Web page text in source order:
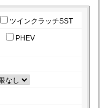
ツインクラッチSST
PHEV